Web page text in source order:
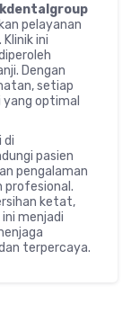
pelayanan
ini
Dengan
setiap
optimal
di
pasien
pengalaman
profesional.
ketat,
menjadi
terpercaya.